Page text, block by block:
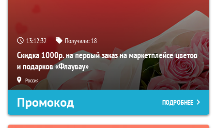
13:12:32 Получили: 18
Скидка 1000р. на первый заказ на маркетплейсе цветов
и подарков «Флаувау»
Россия
Промокод ПОДРОБНЕЕ